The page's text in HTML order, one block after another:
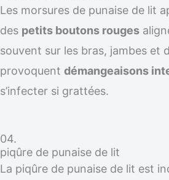
Les morsures de punaise de lit
des petits boutons rouges
souvent sur les bras, jambes et
provoquent démangeaisons
s’infecter si grattées.
04.
piqûre de punaise de lit
La piqûre de punaise de lit est